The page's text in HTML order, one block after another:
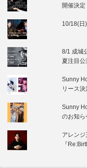
開催決定
10/18(日
8/1 成城
夏注目公
Sunny
リース決
Sunny
のお知ら
アレン
『